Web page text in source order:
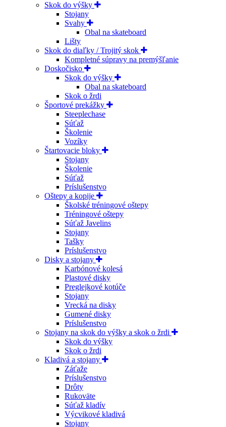
Skok do výšky
Stojany
Svahy
Obal na skateboard
Lišty
Skok do diaľky / Trojitý skok
Kompletné súpravy na premýšľanie
Doskočisko
Skok do výšky
Obal na skateboard
Skok o žrdi
Športové prekážky
Steeplechase
Súťaž
Školenie
Vozíky
Štartovacie bloky
Stojany
Školenie
Súťaž
Príslušenstvo
Oštepy a kopije
Školské tréningové oštepy
Tréningové oštepy
Súťaž Javelins
Stojany
Tašky
Príslušenstvo
Disky a stojany
Karbónové kolesá
Plastové disky
Preglejkové kotúče
Stojany
Vrecká na disky
Gumené disky
Príslušenstvo
Stojany na skok do výšky a skok o žrdi
Skok do výšky
Skok o žrdi
Kladivá a stojany
Záťaže
Príslušenstvo
Drôty
Rukoväte
Súťaž kladív
Výcvikové kladivá
Stojany